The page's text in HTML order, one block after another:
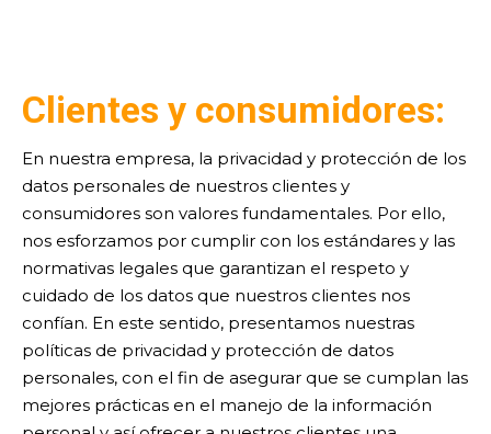
Clientes y consumidores:
En nuestra empresa, la privacidad y protección de los
datos personales de nuestros clientes y
consumidores son valores fundamentales. Por ello,
nos esforzamos por cumplir con los estándares y las
normativas legales que garantizan el respeto y
cuidado de los datos que nuestros clientes nos
confían. En este sentido, presentamos nuestras
políticas de privacidad y protección de datos
personales, con el fin de asegurar que se cumplan las
mejores prácticas en el manejo de la información